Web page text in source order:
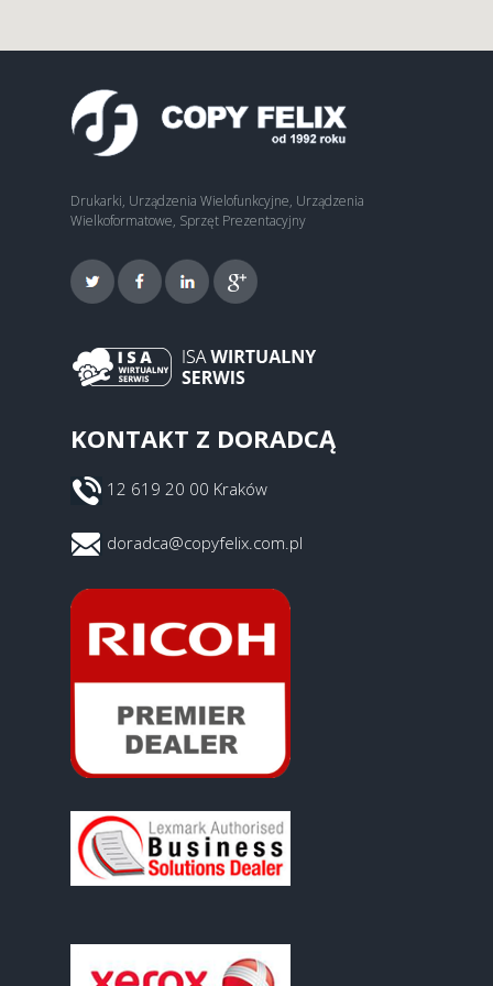
Drukarki, Urządzenia Wielofunkcyjne, Urządzenia
Wielkoformatowe, Sprzęt Prezentacyjny
KONTAKT Z DORADCĄ
12 619 20 00 Kraków
doradca@copyfelix.com.pl